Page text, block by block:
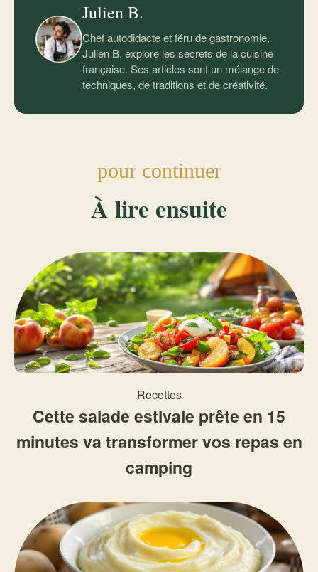
Julien B.
Chef autodidacte et féru de gastronomie,
Julien B. explore les secrets de la cuisine
française. Ses articles sont un mélange de
techniques, de traditions et de créativité.
pour continuer
À lire ensuite
Recettes
Cette salade estivale prête en 15
minutes va transformer vos repas en
camping